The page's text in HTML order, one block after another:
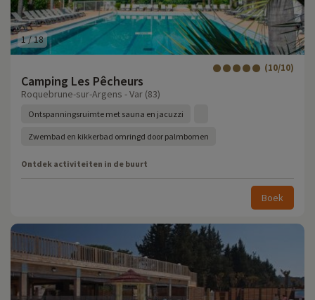
1/18
Camping Les Pêcheurs
(10/10)
Roquebrune-sur-Argens - Var (83)
Ontspanningsruimte met sauna en jacuzzi
Zwembad en kikkerbad omringd door palmbomen
Ontdek activiteiten in de buurt
Boek